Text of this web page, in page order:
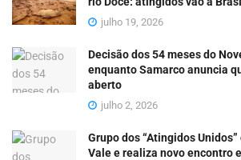
julho 19, 2026
Decisão dos 54 meses do
enquanto Samarco anuncia
aberto
julho 2, 2026
Grupo dos “Atingidos
Vale e realiza novo encontro